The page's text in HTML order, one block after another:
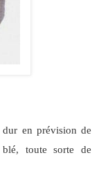
dur en prévision de
blé, toute sorte de